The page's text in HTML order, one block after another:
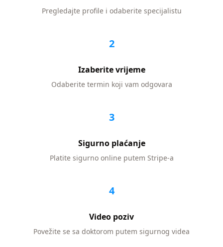
Pregledajte profile i odaberite specijalistu
2
Izaberite vrijeme
Odaberite termin koji vam odgovara
3
Sigurno plaćanje
Platite sigurno online putem Stripe-a
4
Video poziv
Povežite se sa doktorom putem sigurnog videa